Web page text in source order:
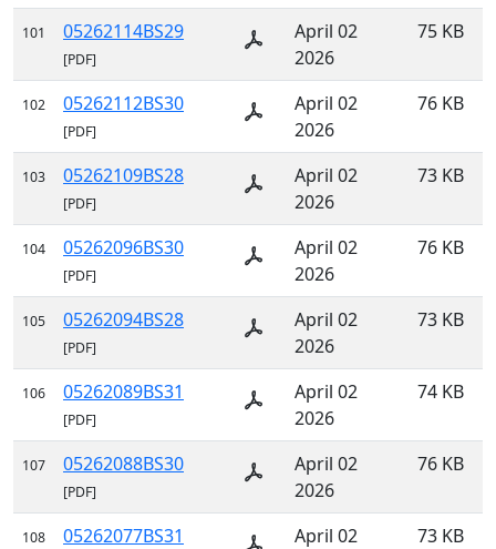
101 05262114BS29
[PDF]
April 02
2026
75 KB
102 05262112BS30
[PDF]
April 02
2026
76 KB
103 05262109BS28
[PDF]
April 02
2026
73 KB
104 05262096BS30
[PDF]
April 02
2026
76 KB
105 05262094BS28
[PDF]
April 02
2026
73 KB
106 05262089BS31
[PDF]
April 02
2026
74 KB
107 05262088BS30
[PDF]
April 02
2026
76 KB
108 05262077BS31
April 02
73 KB